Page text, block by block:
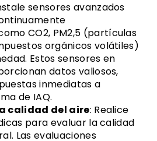
sensores avanzados
CO2, PM2,5 (partículas
orgánicos volátiles)
Estos sensores en
datos valiosos,
inmediatas a
de IAQ.
calidad del aire: Realice
para evaluar la calidad
Las evaluaciones